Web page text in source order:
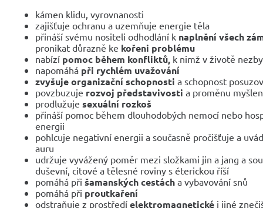
kámen klidu, vyrovnanosti
zajišťuje ochranu a uzemňuje energie těla
přináší svému nositeli odhodlání k naplnění všech
pronikat důrazně ke kořeni problému
nabízí pomoc během konfliktů, k nimž v životě
napomáhá při rychlém uvažování
zvyšuje organizační schopnosti a schopnost
povzbuzuje rozvoj představivosti a proměnu
prodlužuje sexuální rozkoš
přináší pomoc během dlouhodobých nemocí nebo
energii
pohlcuje negativní energii a současně pročišťuje a
auru
udržuje vyvážený poměr mezi složkami jin a jang a
duševní, citové a tělesné roviny s éterickou říší
pomáhá při šamanských cestách a vybavování snů
pomáhá při proutkaření
odstraňuje z prostředí elektromagnetické i jiné